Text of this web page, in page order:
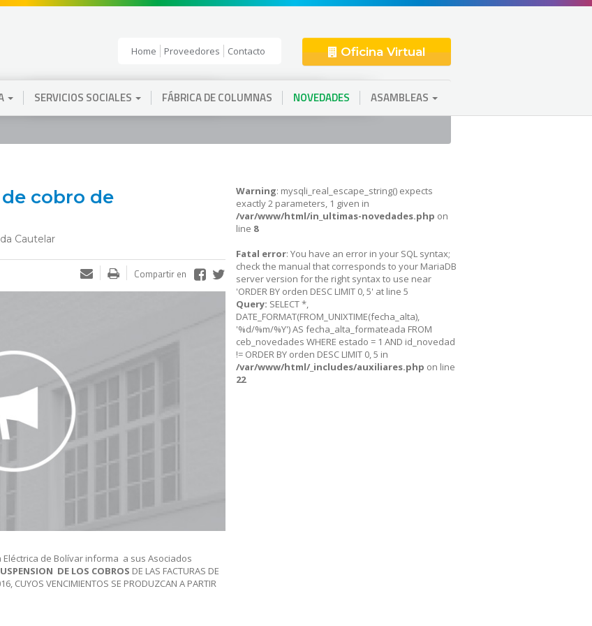
Home Proveedores Contacto Oficina Virtual
SERVICIOS SOCIALES FÁBRICA DE COLUMNAS NOVEDADES ASAMBLEAS
cobro de
Cautelar
Compartir en
de Bolívar informa a sus Asociados
DE LOS COBROS DE LAS FACTURAS DE
CUYOS VENCIMIENTOS SE PRODUZCAN A PARTIR
Warning: mysqli_real_escape_string() expects
exactly 2 parameters, 1 given in
/var/www/html/in_ultimas-novedades.php on
line 8
Fatal error: You have an error in your SQL syntax;
check the manual that corresponds to your MariaDB
server version for the right syntax to use near
'ORDER BY orden DESC LIMIT 0, 5' at line 5
Query: SELECT *,
DATE_FORMAT(FROM_UNIXTIME(fecha_alta),
'%d/%m/%Y') AS fecha_alta_formateada FROM
ceb_novedades WHERE estado = 1 AND id_novedad
!= ORDER BY orden DESC LIMIT 0, 5 in
/var/www/html/_includes/auxiliares.php on line
22